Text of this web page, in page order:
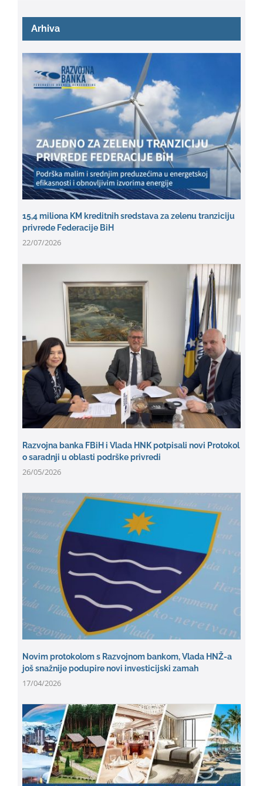
Arhiva
15,4 miliona KM kreditnih sredstava za zelenu tranziciju
privrede Federacije BiH
22/07/2026
Razvojna banka FBiH i Vlada HNK potpisali novi Protokol
o saradnji u oblasti podrške privredi
26/05/2026
Novim protokolom s Razvojnom bankom, Vlada HNŽ-a
još snažnije podupire novi investicijski zamah
17/04/2026